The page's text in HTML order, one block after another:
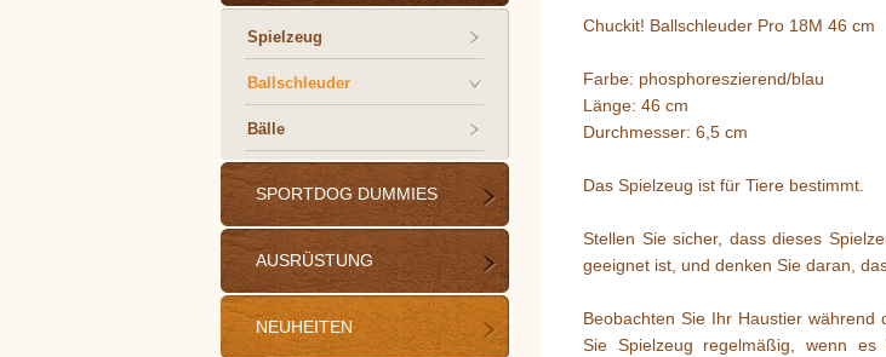
Spielzeug
Ballschleuder
Bälle
SPORTDOG DUMMIES
AUSRÜSTUNG
NEUHEITEN
Chuckit! Ballschleuder Pro 18M 46 cm
Farbe: phosphoreszierend/blau
Länge: 46 cm
Durchmesser: 6,5 cm
Das Spielzeug ist für Tiere bestimmt.
Stellen Sie sicher, dass dieses
geeignet ist, und denken Sie daran,
Beobachten Sie Ihr Haustier
Sie Spielzeug regelmäßig, wenn